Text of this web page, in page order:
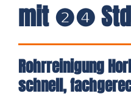
mit ❷❹
Rohrreinigung
schnell,